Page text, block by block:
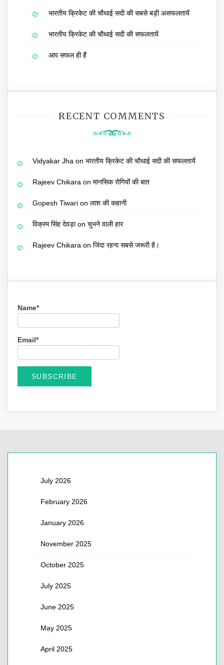
भारतीय क्रिकेट की चौथाई सदी की सबसे बड़ी असफलतायें
भारतीय क्रिकेट की चौथाई सदी की सफलतायें
आप सफल ही हैं
RECENT COMMENTS
Vidyakar Jha on भारतीय क्रिकेट की चौथाई सदी की सफलतायें
Rajeev Chikara on मानसिक रोगियों की बात
Gopesh Tiwari on लाश की कहानी
विक्रम सिंह देवड़ाon चुभने वाली हार
Rajeev Chikara on जिंदा रहना सबसे जरूरी है।
Name*
Email*
July 2026
February 2026
January 2026
November 2025
October 2025
July 2025
June 2025
May 2025
April 2025